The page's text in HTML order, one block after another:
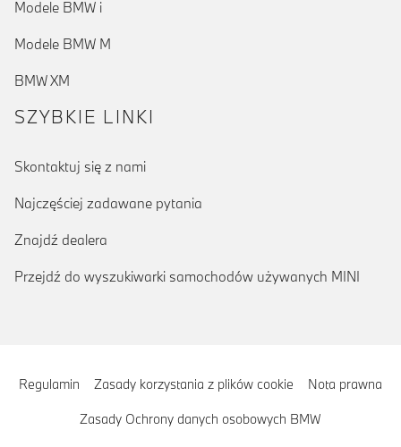
Modele BMW i
Modele BMW M
BMW XM
SZYBKIE LINKI
Skontaktuj się z nami
Najczęściej zadawane pytania
Znajdź dealera
Przejdź do wyszukiwarki samochodów używanych MINI
Regulamin Zasady korzystania z plików cookie Nota prawna
Zasady Ochrony danych osobowych BMW